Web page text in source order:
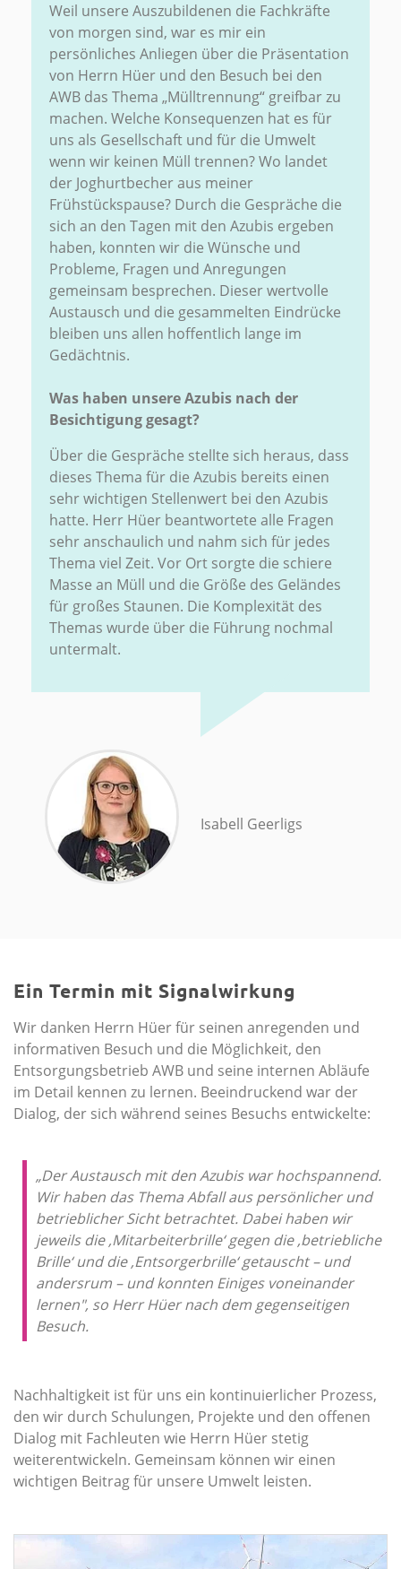
Weil unsere Auszubildenen die Fachkräfte
von morgen sind, war es mir ein
persönliches Anliegen über die Präsentation
von Herrn Hüer und den Besuch bei den
AWB das Thema „Mülltrennung“ greifbar zu
machen. Welche Konsequenzen hat es für
uns als Gesellschaft und für die Umwelt
wenn wir keinen Müll trennen? Wo landet
der Joghurtbecher aus meiner
Frühstückspause? Durch die Gespräche die
sich an den Tagen mit den Azubis ergeben
haben, konnten wir die Wünsche und
Probleme, Fragen und Anregungen
gemeinsam besprechen. Dieser wertvolle
Austausch und die gesammelten Eindrücke
bleiben uns allen hoffentlich lange im
Gedächtnis.
Was haben unsere Azubis nach der
Besichtigung gesagt?
Über die Gespräche stellte sich heraus, dass
dieses Thema für die Azubis bereits einen
sehr wichtigen Stellenwert bei den Azubis
hatte. Herr Hüer beantwortete alle Fragen
sehr anschaulich und nahm sich für jedes
Thema viel Zeit. Vor Ort sorgte die schiere
Masse an Müll und die Größe des Geländes
für großes Staunen. Die Komplexität des
Themas wurde über die Führung nochmal
untermalt.
Isabell Geerligs
Ein Termin mit Signalwirkung
Wir danken Herrn Hüer für seinen anregenden und
informativen Besuch und die Möglichkeit, den
Entsorgungs­betrieb AWB und seine internen Abläufe
im Detail kennen zu lernen. Beeindruckend war der
Dialog, der sich während seines Besuchs entwickelte:
„Der Austausch mit den Azubis war hochspannend.
Wir haben das Thema Abfall aus persönlicher und
betrieblicher Sicht betrachtet. Dabei haben wir
jeweils die ‚Mitarbeiterbrille‘ gegen die ‚betriebliche
Brille‘ und die ‚Entsorgerbrille‘ getauscht – und
andersrum – und konnten Einiges voneinander
lernen", so Herr Hüer nach dem gegenseitigen
Besuch.
Nachhaltigkeit ist für uns ein kontinuierlicher Prozess,
den wir durch Schulungen, Projekte und den offenen
Dialog mit Fachleuten wie Herrn Hüer stetig
weiterentwickeln. Gemeinsam können wir einen
wichtigen Beitrag für unsere Umwelt leisten.